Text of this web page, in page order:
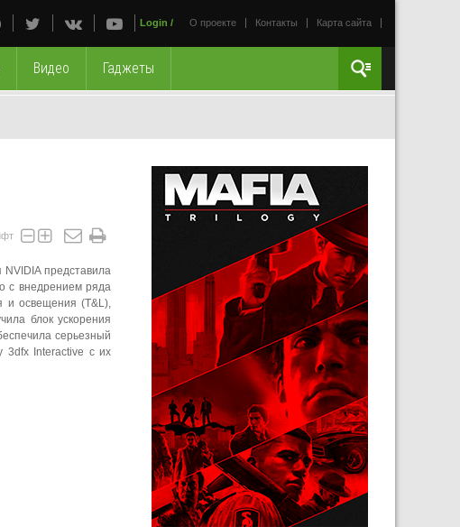
О проекте Контакты Карта сайта
Login /
Видео Гаджеты
представила
с внедрением ряда
и освещения (T&L),
блок ускорения
серьезный
3dfx Interactive с их